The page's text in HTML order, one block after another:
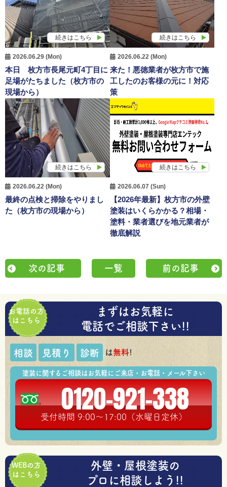
続きはこちら
2026.06.29 (Mon)
本日 枚方市長尾元町4丁目に
足場がたちました（枚方市の
現場から）
続きはこちら
2026.06.22 (Mon)
来た！悪徳業者が枚方市で施
工したのお客様の元に！対応
策
続きはこちら
2026.06.22 (Mon)
最終の点検と掃除をやりまし
た（枚方市の現場から）
続きはこちら
2026.06.07 (Sun)
【2026年最新】枚方市の外壁
塗装はいくらかかる？相場・
塗料・業者選びを地元業者が
徹底解説
次の記事 一覧 前の記事
お電話の方
はこちら
まずはお気軽に
電話でご相談下さい!!
相談 見積り 診断 は無料!
塗装に関するご相談はお気軽にご来店・お電話・メール下さい
0120-921-338
受付時間 9:00～17:00（水曜日定休）
WEBの方
はこちら
外壁・屋根塗装の
プロに相談しよう!!